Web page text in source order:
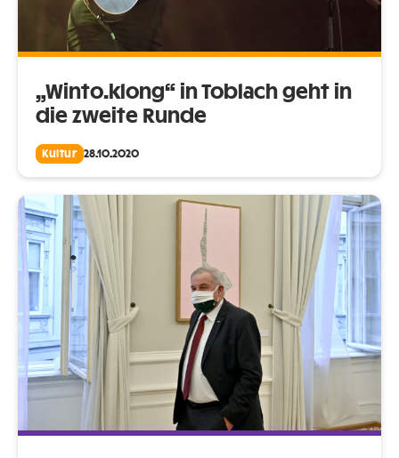
„Winto.klong“ in Toblach geht in
die zweite Runde
Kultur 28.10.2020